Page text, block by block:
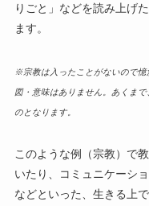
りごと」などを読み上げ
ます。
※宗教は入ったことがないので
図・意味はありません。あくま
のとなります。
このような例（宗教）で
いたり、コミュニケーシ
などといった、生きる上